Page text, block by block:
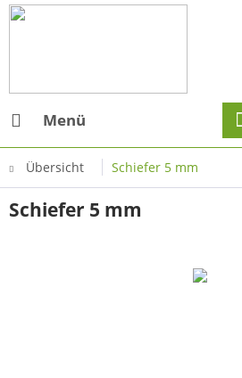
Menü
Übersicht Schiefer 5 mm
Schiefer 5 mm